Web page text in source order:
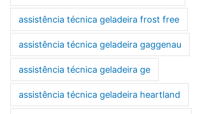
assistência técnica geladeira frost free
assistência técnica geladeira gaggenau
assistência técnica geladeira ge
assistência técnica geladeira heartland